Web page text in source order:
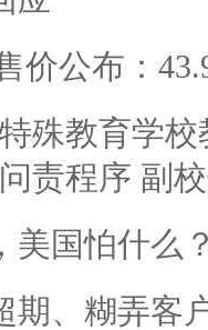
价公布：
殊教育学
责程序 副
美国怕什么
期、糊弄客